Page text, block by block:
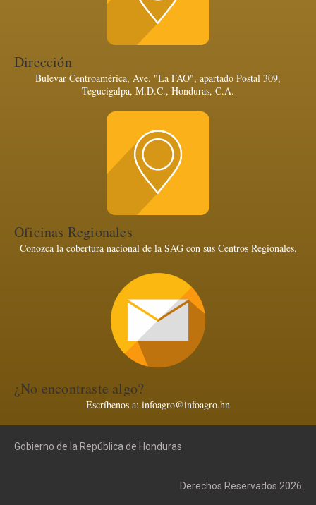
Dirección
Bulevar Centroamérica, Ave. "La FAO", apartado Postal 309,
Tegucigalpa, M.D.C., Honduras, C.A.
Oficinas Regionales
Conozca la cobertura nacional de la SAG con sus Centros Regionales.
¿No encontraste algo?
Escríbenos a: infoagro@infoagro.hn
Gobierno de la República de Honduras
Derechos Reservados 2026